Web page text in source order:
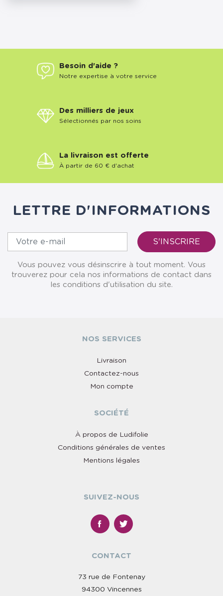
Besoin d'aide ?
Notre expertise à votre service
Des milliers de jeux
Sélectionnés par nos soins
La livraison est offerte
À partir de 60 € d'achat
LETTRE D'INFORMATIONS
Vous pouvez vous désinscrire à tout moment. Vous
trouverez pour cela nos informations de contact dans
les conditions d'utilisation du site.
NOS SERVICES
Livraison
Contactez-nous
Mon compte
SOCIÉTÉ
À propos de Ludifolie
Conditions générales de ventes
Mentions légales
SUIVEZ-NOUS
CONTACT
73 rue de Fontenay
94300 Vincennes